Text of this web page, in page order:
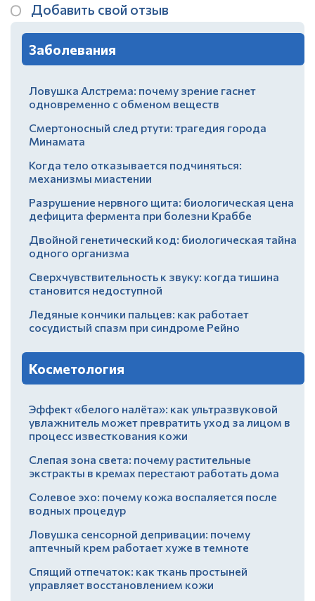
Добавить свой отзыв
Заболевания
Ловушка Алстрема: почему зрение гаснет
одновременно с обменом веществ
Смертоносный след ртути: трагедия города
Минамата
Когда тело отказывается подчиняться:
механизмы миастении
Разрушение нервного щита: биологическая цена
дефицита фермента при болезни Краббе
Двойной генетический код: биологическая тайна
одного организма
Сверхчувствительность к звуку: когда тишина
становится недоступной
Ледяные кончики пальцев: как работает
сосудистый спазм при синдроме Рейно
Косметология
Эффект «белого налёта»: как ультразвуковой
увлажнитель может превратить уход за лицом в
процесс известкования кожи
Слепая зона света: почему растительные
экстракты в кремах перестают работать дома
Солевое эхо: почему кожа воспаляется после
водных процедур
Ловушка сенсорной депривации: почему
аптечный крем работает хуже в темноте
Спящий отпечаток: как ткань простыней
управляет восстановлением кожи